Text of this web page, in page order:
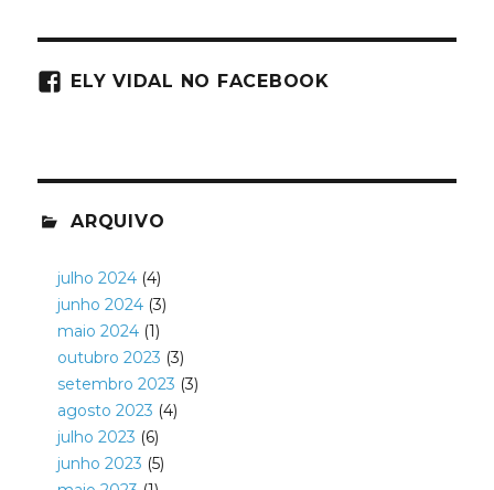
ELY VIDAL NO FACEBOOK
ARQUIVO
julho 2024(4)
junho 2024(3)
maio 2024(1)
outubro 2023 (3)
setembro 2023 (3)
agosto 2023 (4)
julho 2023 (6)
junho 2023 (5)